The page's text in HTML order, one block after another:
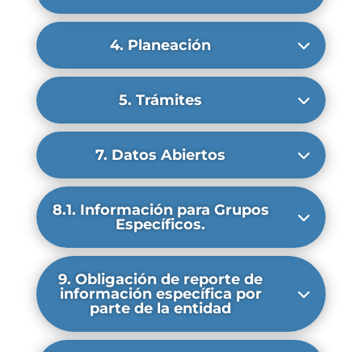
4. Planeación
5. Trámites
7. Datos Abiertos
8.1. Información para Grupos
Específicos.
9. Obligación de reporte de
información específica por
parte de la entidad